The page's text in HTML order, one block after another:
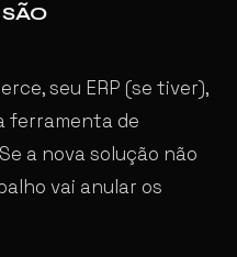
seu ERP (se tiver),
ferramenta de
a nova solução não
vai anular os